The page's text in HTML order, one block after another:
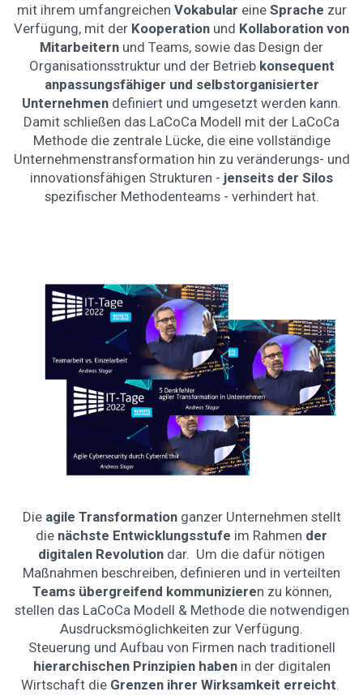
mit ihrem umfangreichen Vokabular eine Sprache zur
Verfügung, mit der Kooperation und Kollaboration von
Mitarbeitern und Teams, sowie das Design der
Organisationsstruktur und der Betrieb konsequent
anpassungsfähiger und selbstorganisierter
Unternehmen definiert und umgesetzt werden kann.
Damit schließen das LaCoCa Modell mit der LaCoCa
Methode die zentrale Lücke, die eine vollständige
Unternehmenstransformation hin zu veränderungs- und
innovationsfähigen Strukturen - jenseits der Silos
spezifischer Methodenteams - verhindert hat.
Die agile Transformationganzer Unternehmen stellt
die nächste Entwicklungsstufe im Rahmen der
digitalen Revolution dar. Um die dafür nötigen
Maßnahmen beschreiben, definieren und in verteilten
Teams übergreifend kommunizieren zu können,
stellen das LaCoCa Modell & Methode die notwendigen
Ausdrucksmöglichkeiten zur Verfügung.
Steuerung und Aufbau von Firmen nach traditionell
hierarchischen Prinzipien habenin der digitalen
Wirtschaft die Grenzen ihrer Wirksamkeit erreicht.